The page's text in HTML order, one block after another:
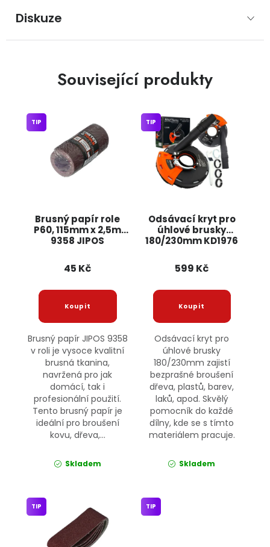
Diskuze
Související produkty
Brusný papír role
P60, 115mm x 2,5m
9358 JIPOS
TIP
45 Kč
Brusný papír JIPOS 9358
v roli je vysoce kvalitní
brusná tkanina,
navržená pro jak
domácí, tak i
profesionální použití.
Tento brusný papír je
ideální pro broušení
kovu, dřeva,...
Skladem
Odsávací kryt pro
úhlové brusky
180/230mm KD1976
TIP
599 Kč
Odsávací kryt pro
úhlové brusky
180/230mm zajistí
bezprašné broušení
dřeva, plastů, barev,
laků, apod. Skvělý
pomocník do každé
dílny, kde se s tímto
materiálem pracuje.
Skladem
TIP TIP